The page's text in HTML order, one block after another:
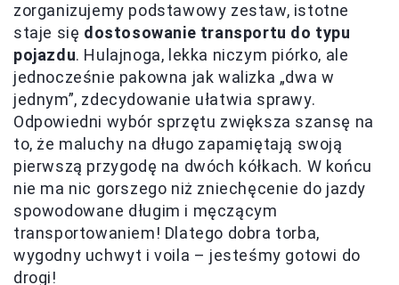
zorganizujemy podstawowy zestaw, istotne
staje się dostosowanie transportu do typu
pojazdu. Hulajnoga, lekka niczym piórko, ale
jednocześnie pakowna jak walizka „dwa w
jednym”, zdecydowanie ułatwia sprawy.
Odpowiedni wybór sprzętu zwiększa szansę na
to, że maluchy na długo zapamiętają swoją
pierwszą przygodę na dwóch kółkach. W końcu
nie ma nic gorszego niż zniechęcenie do jazdy
spowodowane długim i męczącym
transportowaniem! Dlatego dobra torba,
wygodny uchwyt i voila – jesteśmy gotowi do
drogi!